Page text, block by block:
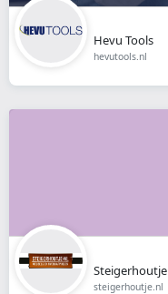
Hevu Tools
hevutools.nl
steigerhoutje.nl